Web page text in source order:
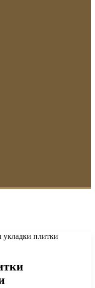
укладки плитки